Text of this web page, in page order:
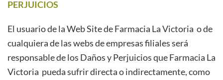
PERJUICIOS
El usuario de la Web Site de Farmacia La Victoria o de
cualquiera de las webs de empresas filiales será
responsable de los Daños y Perjuicios que Farmacia La
Victoria pueda sufrir directa o indirectamente, como